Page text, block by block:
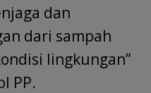
dan
dari sampah
lingkungan”
PP.